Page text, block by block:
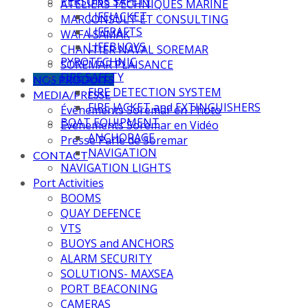
ATELIERS TECHNIQUES MARINE
MARCONSULT ET CONSULTING
WAFA SAMAK
CHANTIER NAVAL SOREMAR
SOREMAR PLAISANCE
NOS PRODUITS
MEDIA/PRESSE
Évènements Soremar en Photo
Évènements Soremar en Vidéo
Presse Parle de Soremar
CONTACT
LIFEJACKET
LIFERAFTS
LIFEBUOYS
PYROTECHNIC
FIRE SAFETY
FIRE DETECTION SYSTEM
FIRE JACKET and EXTINGUISHERS
BOAT EQUIPMENT
ANCHORAGE
NAVIGATION
NAVIGATION LIGHTS
Port Activities
BOOMS
QUAY DEFENCE
VTS
BUOYS and ANCHORS
ALARM SECURITY
SOLUTIONS- MAXSEA
PORT BEACONING
CAMERAS